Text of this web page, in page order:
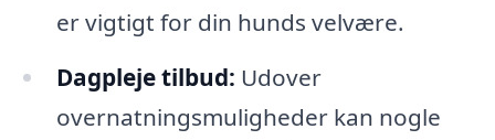
er vigtigt for din hunds velvære.
Dagpleje tilbud: Udover
overnatningsmuligheder kan nogle